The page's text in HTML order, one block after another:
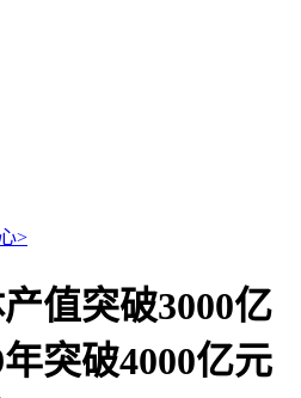
>
值突破3000亿
突破4000亿元